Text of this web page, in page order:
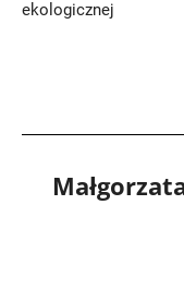
ekologicznej